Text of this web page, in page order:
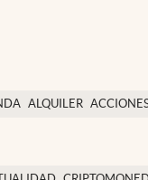
ALQUILER